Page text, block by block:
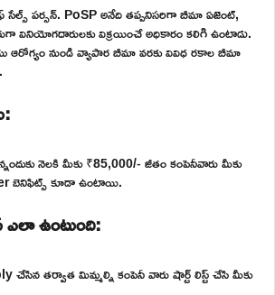
పర్సన్. PoSP అనేది తప్పనిసరిగా బీమా ఏజెంట్,
వినియోగదారులకు విక్రయించే అధికారం కలిగి ఉంటాడు.
నుండి వ్యాపార బీమా వరకు వివిధ రకాల బీమా
నెలకి మీకు ₹85,000/- జీతం కంపెనీవారు మీకు
బెనిఫిట్స్ కూడా ఉంటాయి.
ఎలా ఉంటుంది:
చేసిన తర్వాత మిమ్మల్ని కంపెనీ వారు షార్ట్ లిస్ట్ చేసి మీకు